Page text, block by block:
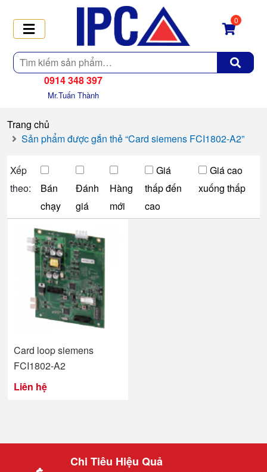
Tìm
kiếm
0
0914 348 397
Mr.Tuấn Thành
Trang chủ
Sản phẩm được gắn thẻ “Card siemens FCI1802-A2”
Xếp
theo:
Bán
chạy
Đánh
giá
Hàng
mới
Giá
thấp đến
cao
Giá cao
xuống thấp
Card loop siemens
FCI1802-A2
Liên hệ
Chi Tiêu Hiệu Quả